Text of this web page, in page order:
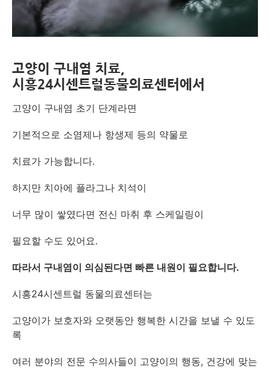
고양이 구내염 치료,
시흥24시센트럴동물의료센터에서
고양이 구내염 초기 단계라면
기본적으로 소염제나 항생제 등의 약물로
치료가 가능합니다.
하지만 치아에 플라그나 치석이
너무 많이 쌓였다면 전신 마취 후 스케일링이
필요할 수도 있어요.
따라서 구내염이 의심된다면 빠른 내원이 필요합니다.
시흥24시센트럴 동물의료센터는
고양이가 보호자와 오랫동안 행복한 시간을 보낼 수 있도
록
여러 분야의 전문 수의사들이 고양이의 행동, 건강에 맞는